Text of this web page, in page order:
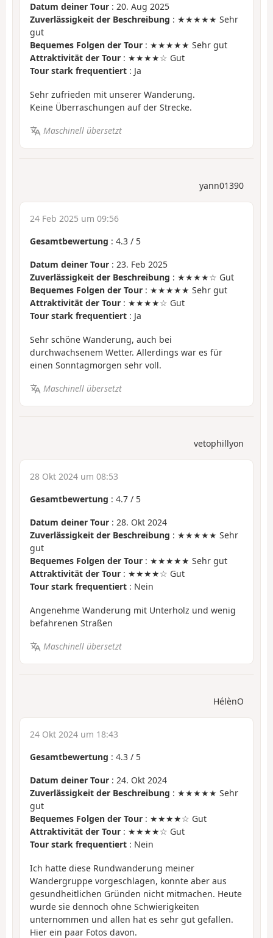
Datum deiner Tour : 20. Aug 2025
Zuverlässigkeit der Beschreibung : ★★★★★ Sehr
gut
Bequemes Folgen der Tour : ★★★★★ Sehr gut
Attraktivität der Tour : ★★★★☆ Gut
Tour stark frequentiert : Ja
Sehr zufrieden mit unserer Wanderung.
Keine Überraschungen auf der Strecke.
Maschinell übersetzt
yann01390
24 Feb 2025 um 09:56
Gesamtbewertung : 4.3 / 5
Datum deiner Tour : 23. Feb 2025
Zuverlässigkeit der Beschreibung : ★★★★☆ Gut
Bequemes Folgen der Tour : ★★★★★ Sehr gut
Attraktivität der Tour : ★★★★☆ Gut
Tour stark frequentiert : Ja
Sehr schöne Wanderung, auch bei
durchwachsenem Wetter. Allerdings war es für
einen Sonntagmorgen sehr voll.
Maschinell übersetzt
vetophillyon
28 Okt 2024 um 08:53
Gesamtbewertung : 4.7 / 5
Datum deiner Tour : 28. Okt 2024
Zuverlässigkeit der Beschreibung : ★★★★★ Sehr
gut
Bequemes Folgen der Tour : ★★★★★ Sehr gut
Attraktivität der Tour : ★★★★☆ Gut
Tour stark frequentiert : Nein
Angenehme Wanderung mit Unterholz und wenig
befahrenen Straßen
Maschinell übersetzt
HélènO
24 Okt 2024 um 18:43
Gesamtbewertung : 4.3 / 5
Datum deiner Tour : 24. Okt 2024
Zuverlässigkeit der Beschreibung : ★★★★★ Sehr
gut
Bequemes Folgen der Tour : ★★★★☆ Gut
Attraktivität der Tour : ★★★★☆ Gut
Tour stark frequentiert : Nein
Ich hatte diese Rundwanderung meiner
Wandergruppe vorgeschlagen, konnte aber aus
gesundheitlichen Gründen nicht mitmachen. Heute
wurde sie dennoch ohne Schwierigkeiten
unternommen und allen hat es sehr gut gefallen.
Hier ein paar Fotos davon.